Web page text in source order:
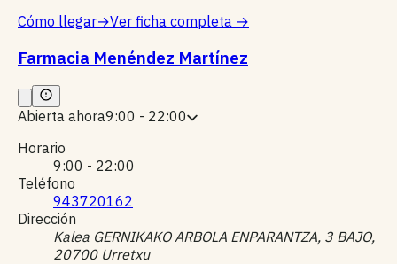
Cómo llegar→Ver ficha completa →
Farmacia Menéndez Martínez
Abierta ahora9:00 - 22:00
Horario
9:00 - 22:00
Teléfono
943720162
Dirección
Kalea GERNIKAKO ARBOLA ENPARANTZA, 3 BAJO,
20700 Urretxu